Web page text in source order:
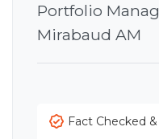
Portfolio
Mirabaud AM
Fact Checked